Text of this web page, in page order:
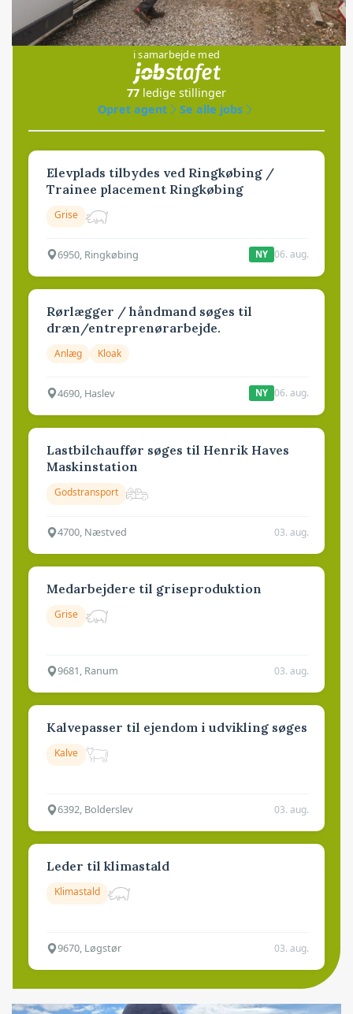
Jobs
i samarbejde med
77 ledige stillinger
Opret agent
Se alle jobs
Elevplads tilbydes ved Ringkøbing /
Trainee placement Ringkøbing
Grise
6950, Ringkøbing NY 06. aug.
Rørlægger / håndmand søges til
dræn/entreprenørarbejde.
Anlæg Kloak
4690, Haslev NY 06. aug.
Lastbilchauffør søges til Henrik Haves
Maskinstation
Godstransport
4700, Næstved 03. aug.
Medarbejdere til griseproduktion
Grise
9681, Ranum 03. aug.
Kalvepasser til ejendom i udvikling søges
Kalve
6392, Bolderslev 03. aug.
Leder til klimastald
Klimastald
9670, Løgstør 03. aug.